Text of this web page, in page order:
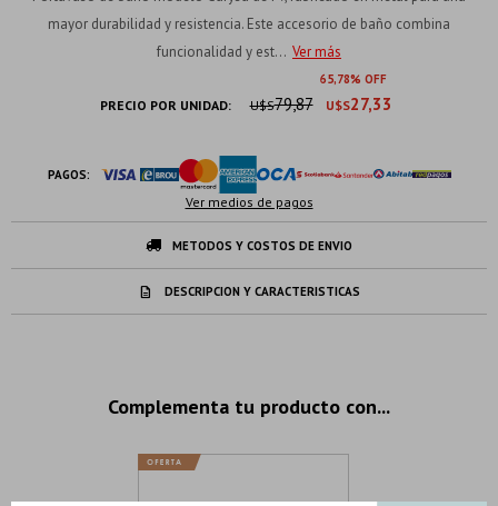
mayor durabilidad y resistencia. Este accesorio de baño combina
funcionalidad y est... Ver más
65 78
PRECIO POR UNIDAD: U$S27,33
U$S79,87
PAGOS:
Ver medios de pagos
METODOS Y COSTOS DE ENVIO
DESCRIPCION Y CARACTERISTICAS
Complementa tu producto con...